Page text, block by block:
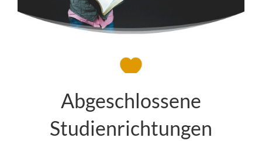
Abgeschlossene
Studienrichtungen